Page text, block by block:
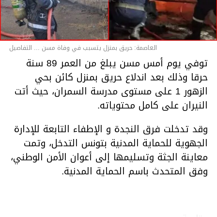
العاصمة: حريق بمنزل يتسبب في وفاة مسن ... التفاصيل
توفي يوم أمس مسن يبلغ من العمر 89 سنة
حرقا وذلك بعد اندلاع حريق بمنزل كائن بحي
الزهور 1 على مستوى مدرسة السمران، حيث أتت
النيران على كامل محتوياته.
وقد تدخلت فرق النجدة و الإطفاء التابعة للإدارة
الجهوية للحماية المدنية بتونس التدخل، وتمت
معاينة الجثة وتسليمها إلى أعوان الأمن الوطني،
وفق المتحدث باسم الحماية المدنية.